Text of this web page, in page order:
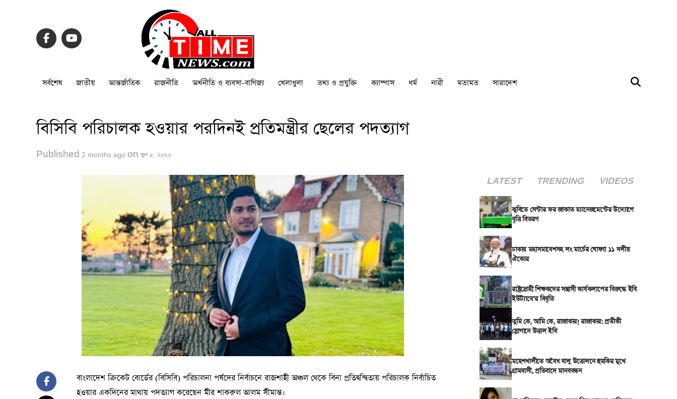
সর্বশেষ জাতীয় আন্তর্জাতিক রাজনীতি অর্থনীতি ও ব্যবসা-বাণিজ্য খেলাধুলা তথ্য ও প্রযুক্তি ক্যাম্পাস ধর্ম নারী মতামত সারাদেশ
বিসিবি পরিচালক হওয়ার পরদিনই প্রতিমন্ত্রীর ছেলের পদত্যাগ
Published 2 months ago on জুন ৮, ২০২৬
বাংলাদেশ ক্রিকেট বোর্ডের (বিসিবি) পরিচালনা পর্ষদের নির্বাচনে রাজশাহী অঞ্চল থেকে বিনা প্রতিদ্বন্দ্বিতায় পরিচালক নির্বাচিত
হওয়ার একদিনের মাথায় পদত্যাগ করেছেন মীর শাকরুল আলম সীমান্ত।
LATEST TRENDING VIDEOS
কুবিতে সেন্টার ফর জাকাত ম্যানেজমেন্টের উদ্যোগে
বৃত্তি বিতরণ
ঢাকায় মহাসমাবেশসহ লং মার্চের ঘোষণা ১১ দলীয়
ঐক্যের
রাষ্ট্রদ্রোহী শিক্ষকদের সন্ত্রাসী কার্যকলাপের বিরুদ্ধে ইবি
ইউট্যাবে’র বিবৃতি
তুমি কে, আমি কে, রাজাকার! রাজাকার: প্রতীকী
স্লোগানে উত্তাল ইবি
মহেশখালীতে অবৈধ বালু উত্তোলনে হুমকির মুখে
গ্রামবাসী, প্রতিবাদে মানববন্ধন